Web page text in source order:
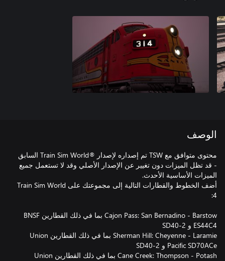
الوصف
محتوى متوافق مع TSW تم إصداره لإصدار ®Train Sim World السابق
- قد تظل الميزات دون تغيير عن الإصدار الأصلي وقد لا تستعمل جميع
أضف الخطوط والقطارات التالية إلى مجموعتك على Train Sim World
Cajon Pass: San Bernadino - Barstow بما في ذلك القطارين BNSF
Sherman Hill: Cheyenne - Laramie بما في ذلك القطارين Union
Cane Creek: Thompson - Potash بما في ذلك القطارين Union